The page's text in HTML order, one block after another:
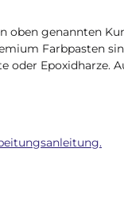
oben genannten
Farbpasten
oder